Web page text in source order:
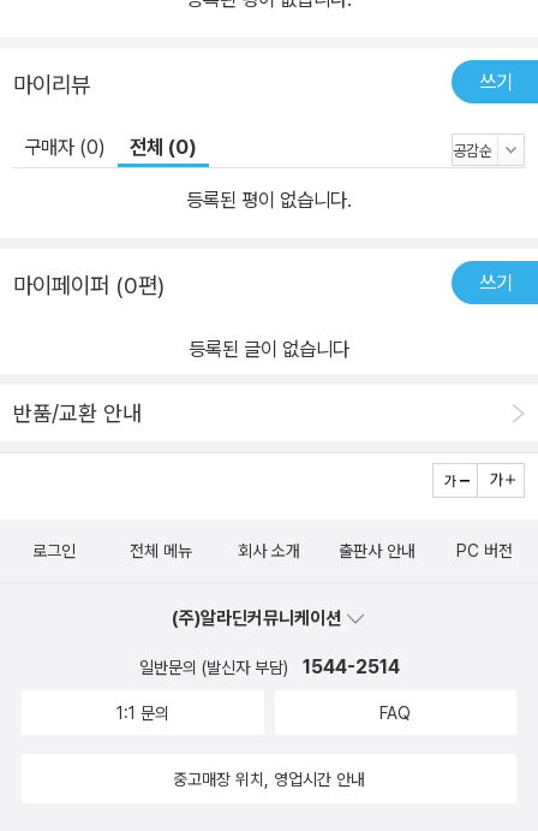
마이리뷰 쓰기
구매자 (0) 전체 (0)
등록된 평이 없습니다.
마이페이퍼 (0편) 쓰기
등록된 글이 없습니다
반품/교환 안내
로그인 전체 메뉴 회사 소개 출판사 안내 PC 버전
(주)알라딘커뮤니케이션
일반문의 (발신자 부담) 1544-2514
1:1 문의 FAQ
중고매장 위치, 영업시간 안내